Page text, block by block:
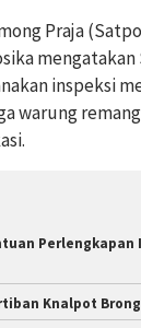
Praja
inspeksi
warung
Perlengkapan
Knalpot